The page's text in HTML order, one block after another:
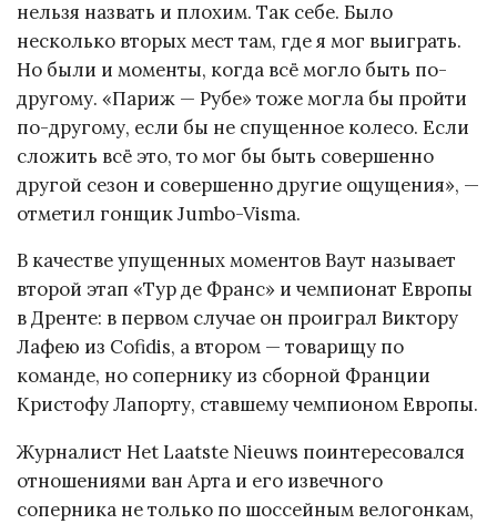
нельзя назвать и плохим. Так себе. Было
несколько вторых мест там, где я мог выиграть.
Но были и моменты, когда всё могло быть по-
другому. «Париж — Рубе» тоже могла бы пройти
по-другому, если бы не спущенное колесо. Если
сложить всё это, то мог бы быть совершенно
другой сезон и совершенно другие ощущения», —
отметил гонщик Jumbo-Visma.
В качестве упущенных моментов Ваут называет
второй этап «Тур де Франс» и чемпионат Европы
в Дренте: в первом случае он проиграл Виктору
Лафею из Cofidis, а втором — товарищу по
команде, но сопернику из сборной Франции
Кристофу Лапорту, ставшему чемпионом Европы.
Журналист Het Laatste Nieuws поинтересовался
отношениями ван Арта и его извечного
соперника не только по шоссейным велогонкам,